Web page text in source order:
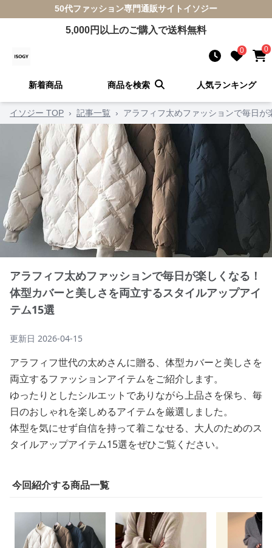
50代ファッション専門通販サイト イソジー
5,000円以上のご購入で送料無料
0 0
新着商品 商品を検索 人気ランキング
イソジー TOP › 記事一覧 › アラフィフ太めファッションで毎日
アラフィフ太めファッションで毎日が楽しくなる！
体型カバーと美しさを両立するスタイルアップアイ
テム15選
更新日 2026-04-15
アラフィフ世代の太めさんに贈る、体型カバーと美しさを
両立するファッションアイテムをご紹介します。
ゆったりとしたシルエットでありながら上品さを保ち、毎
日のおしゃれを楽しめるアイテムを厳選しました。
体型を気にせず自信を持って着こなせる、大人のためのス
タイルアップアイテム15選をぜひご覧ください。
今回紹介する商品一覧